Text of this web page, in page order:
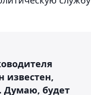
известен,
Думаю, будет